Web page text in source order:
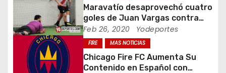
e
Maravatío desaprovechó cuatro
goles de Juan Vargas contra
Lobos Sierreños
Feb 26, 2020 Yodeportes
FIRE MAS NOTICIAS
Chicago Fire FC Aumenta Su
Contenido en Español con